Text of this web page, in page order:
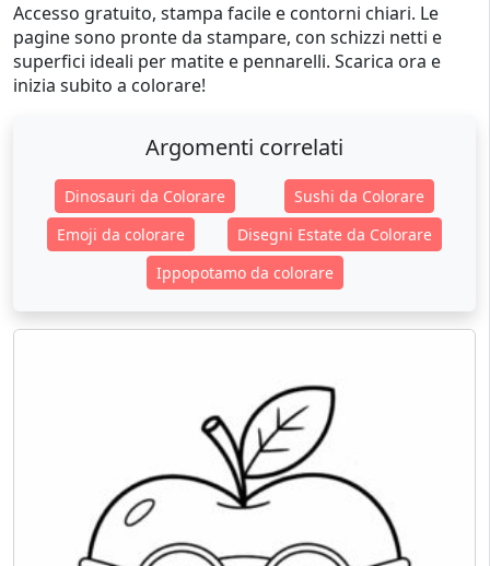
Accesso gratuito, stampa facile e contorni chiari. Le
pagine sono pronte da stampare, con schizzi netti e
superfici ideali per matite e pennarelli. Scarica ora e
inizia subito a colorare!
Argomenti correlati
Dinosauri da Colorare
Sushi da Colorare
Emoji da colorare
Disegni Estate da Colorare
Ippopotamo da colorare